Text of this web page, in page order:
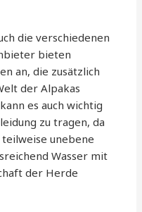
die verschiedenen
bieten
an, die zusätzlich
der Alpakas
es auch wichtig
zu tragen, da
unebene
Wasser mit
der Herde